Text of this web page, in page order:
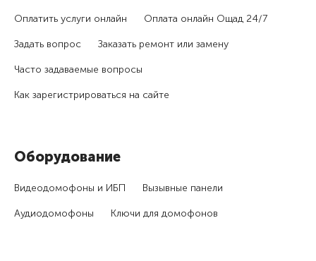
Оплатить услуги онлайн Оплата онлайн Ощад 24/7
Задать вопрос Заказать ремонт или замену
Часто задаваемые вопросы
Как зарегистри­роваться на сайте
Оборудование
Видеодомофоны и ИБП Вызывные панели
Аудиодомофоны Ключи для домофонов